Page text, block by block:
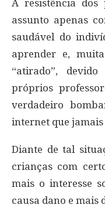
A resistência dos
assunto apenas
saudável do
aprender e,
“atirado”,
próprios
verdadeiro
internet que
Diante de tal
crianças com
mais o interesse
causa dano e mais